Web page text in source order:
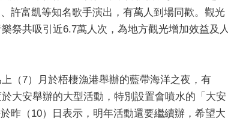
許富凱等知名歌手演出，有萬人到場同歡。觀光
祭共吸引近6.7萬人次，為地方觀光增加效益及人
（7）月於梧棲漁港舉辦的藍帶海洋之夜，有
大安舉辦的大型活動，特別設置會噴水的「大安
昨（10）日表示，明年活動還要繼續辦，希望大